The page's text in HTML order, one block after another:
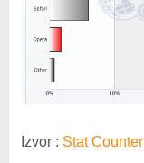
Izvor : Stat Counter